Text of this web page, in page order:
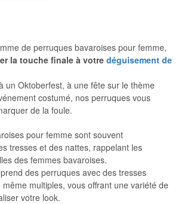
de perruques bavaroises pour femme,
la touche finale à votre déguisement de
un Oktoberfest, à une fête sur le thème
costumé, nos perruques vous
de la foule.
pour femme sont souvent
tresses et des nattes, rappelant les
des femmes bavaroises.
des perruques avec des tresses
multiples, vous offrant une variété de
votre look.